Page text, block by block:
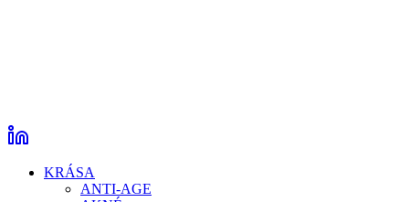
KRÁSA
ANTI-AGE